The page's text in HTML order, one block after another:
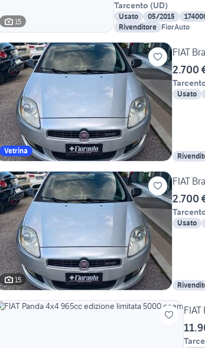
15
Tarcento (UD)
Usato 05/2015
Rivenditore FiorAuto
Vetrina
FIAT
2.700
Usato
15
FIAT
2.700
Usato